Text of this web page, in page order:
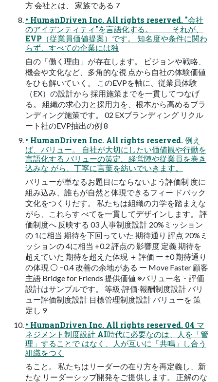
⽅ 会社とは、 家族である 7
• HumanDriven Inc. All rights reserved. "会社
のアイデンティティ"を⾔語化する。 それが、
EVP（従業員価値提案）です。 知名度や条件に関わ
らず、すべての企業には独
⾃の「働く理由」が存在します。 ビジョンや戦略、
機会や⽂化など、多⾓的な視 点から⾃社の体験価値
をひも解いていく。 このEVPを軸に、従業員体験
（EX）の設計から 採⽤施策までを⼀貫してつなげ
る。 組織の求⼼⼒と採⽤⼒を、根本から⾼めるブラ
ンディング施策です。 02 EXブランディング リクル
ート社のEVP抽出の例 8
• HumanDriven Inc. All rights reserved. 例え
ば、バリュー。 ⾃社が⼤切にしたい価値観や⾏動を
⾔語化する バリューの策定。経営陣や従業員を巻き
込みな がら、丁寧に⾔葉を紡いでいきます。
バリューが単なるお題⽬にならないよう評価制 度に
組み込み、誰もが⾃然と体現できるフィー ドバック
⽂化をつくりだす。 私たちは組織の⼒学を踏まえな
がら、これらす べてを⼀貫してデザインします。 評
価制度へ 反映する 03 ⼈事制度設計 20%ミッション
の 1に相当 期待を下回っていた 期待通り 評点 20%ミ
ッションの 4に相当 +0.2 評点の 影響度 定義 期待を
超えていた 期待を超えた体現 ＋ 評価 ー ±0 期待通り
の体現 ⚪ −0.4 改善の余地がある ー Move Faster 顧客
主語 Bridge for Friends 提供価値 ※バリュー名・評価
設計はサンプルです。 等級‧評価‧報酬制度設計 バリ
ュー評価制度設計 ⽬標管理制度設計 バリューを 策
定し 9
• HumanDriven Inc. All rights reserved. 04 マ
ネジメント制度設計 AI時代に必要なのは、⼈を「管
理」することで はなく、⼈が互いに「共鳴」し合う
組織をつく
ること。 私たちはリーダーの在り⽅を再定義し、新
たな リーダーシップ開発をご提供します。 正解のな